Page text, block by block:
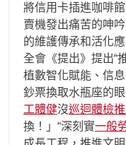
將信用卡插進咖啡
賣機發出痛苦的呻
的維護傳承和活化
全會《提出》提出“
植數智化賦能、信
鈔票換取水瓶座的
工體健沒巡迴體檢
換！」“深刻實一般